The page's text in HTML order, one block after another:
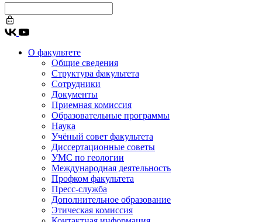
О факультете
Общие сведения
Структура факультета
Сотрудники
Документы
Приемная комиссия
Образовательные программы
Наука
Учёный совет факультета
Диссертационные советы
УМС по геологии
Международная деятельность
Профком факультета
Пресс-служба
Дополнительное образование
Этическая комиссия